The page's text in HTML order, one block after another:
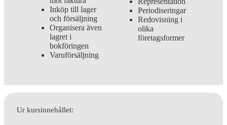
Inköp till lager
och försäljning
Organisera även
lagret i
bokföringen
Varuförsäljning
Periodiseringar
Redovisning i
olika
företagsformer
Ur kursinnehållet: